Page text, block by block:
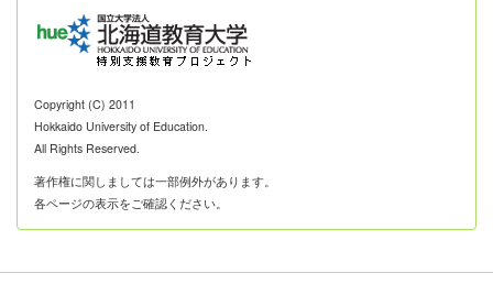
Copyright (C) 2011
Hokkaido University of Education.
All Rights Reserved.
著作権に関しましては一部例外があります。
各ページの表示をご確認ください。